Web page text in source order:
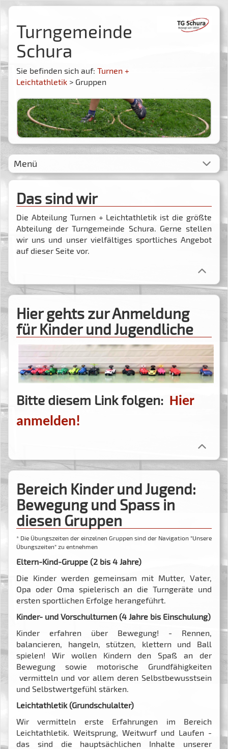
Turngemeinde
Schura
Sie befinden sich auf: Turnen +
Leichtathletik > Gruppen
Menü
Das sind wir
Die Abteilung Turnen + Leichtathletik ist die größte
Abteilung der Turngemeinde Schura. Gerne stellen
wir uns und unser vielfältiges sportliches Angebot
auf dieser Seite vor.
Hier geht`s zur Anmeldung
für Kinder und Jugendliche
Bitte diesem Link folgen: Hier
anmelden!
Bereich Kinder und Jugend:
Bewegung und Spass in
diesen Gruppen
* Die Übungszeiten der einzelnen Gruppen sind der Navigation "Unsere
Übungszeiten" zu entnehmen
Eltern-Kind-Gruppe (2 bis 4 Jahre)
Die Kinder werden gemeinsam mit Mutter, Vater,
Opa oder Oma spielerisch an die Turngeräte und
ersten sportlichen Erfolge herangeführt.
Kinder- und Vorschulturnen (4 Jahre bis Einschulung)
Kinder erfahren über Bewegung! - Rennen,
balancieren, hangeln, stützen, klettern und Ball
spielen! Wir wollen Kindern den Spaß an der
Bewegung sowie motorische Grundfähigkeiten
vermitteln und vor allem deren Selbstbewusstsein
und Selbstwertgefühl stärken.
Leichtathletik (Grundschulalter)
Wir vermitteln erste Erfahrungen im Bereich
Leichtathletik. Weitsprung, Weitwurf und Laufen -
das sind die hauptsächlichen Inhalte unserer